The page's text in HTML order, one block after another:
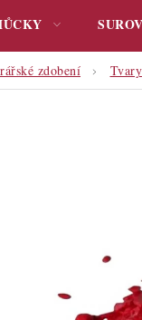
zdobení Tvary